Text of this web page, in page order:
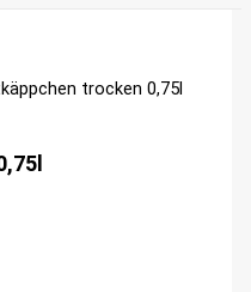
trocken 0,75l